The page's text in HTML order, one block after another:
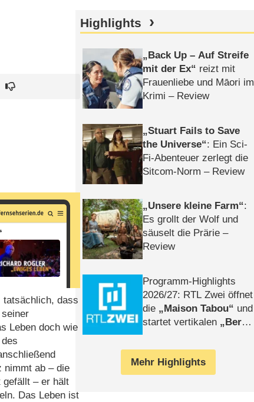
tatsächlich, dass
Leben doch wie
nimmt ab – die
gefällt – er hält
Das Leben ist
Highlights
Back Up – Auf Streife
mit der Ex
reizt mit
Frauenliebe und Māori im
Krimi – Review
Stuart Fails to Save
the Universe : Ein Sci-
Fi-Abenteuer zerlegt die
Sitcom-Norm – Review
Unsere kleine Farm :
Es grollt der Wolf und
säuselt die Prärie –
Review
Programm-Highlights
2026/​27: RTL Zwei öffnet
die
Maison Tabou
und
startet vertikalen
Berlin
Mehr Highlights